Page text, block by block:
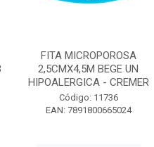
FITA MICROPOROSA
2,5CMX4,5M BEGE UN
HIPOALERGICA - CREMER
Código: 11736
EAN: 7891800665024